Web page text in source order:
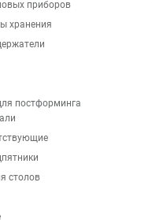
приборов
хранения
постформинга
столов